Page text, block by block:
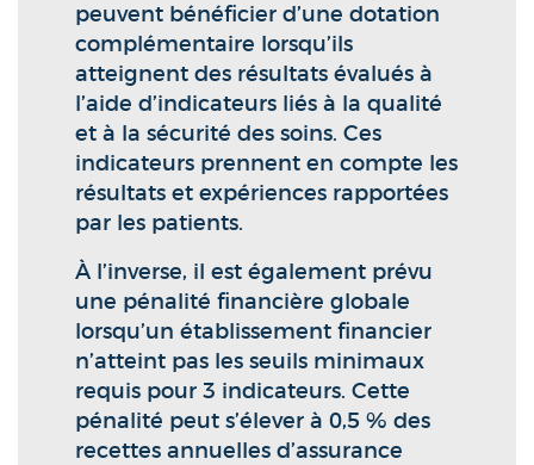
peuvent bénéficier d’une dotation
complémentaire lorsqu’ils
atteignent des résultats évalués à
l’aide d’indicateurs liés à la qualité
et à la sécurité des soins. Ces
indicateurs prennent en compte les
résultats et expériences rapportées
par les patients.
À l’inverse, il est également prévu
une pénalité financière globale
lorsqu’un établissement financier
n’atteint pas les seuils minimaux
requis pour 3 indicateurs. Cette
pénalité peut s’élever à 0,5 % des
recettes annuelles d’assurance